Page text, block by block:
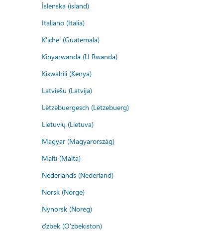
Íslenska (ísland)
Italiano (Italia)
K'iche' (Guatemala)
Kinyarwanda (U Rwanda)
Kiswahili (Kenya)
Latviešu (Latvija)
Lëtzebuergesch (Lëtzebuerg)
Lietuvių (Lietuva)
Magyar (Magyarország)
Malti (Malta)
Nederlands (Nederland)
Norsk (Norge)
Nynorsk (Noreg)
o'zbek (O'zbekiston)